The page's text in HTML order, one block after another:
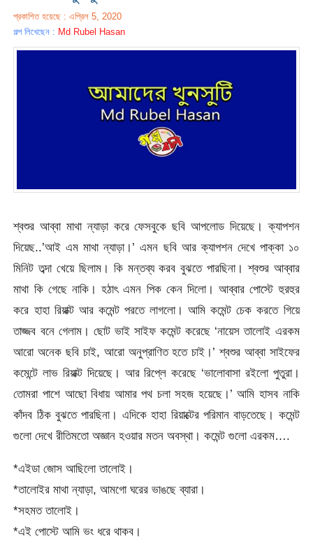
প্রকাশিত হয়েছে : এপ্রিল 5, 2020
গল্প লিখেছেন : Md Rubel Hasan
শ্বশুর আব্বা মাথা ন্যাড়া করে ফেসবুকে ছবি আপলোড দিয়েছে। ক্যাপশন
দিয়েছ..’আই এম মাথা ন্যাড়া।’ এমন ছবি আর ক্যাপশন দেখে পাক্কা ১০
মিনিট তব্দা খেয়ে ছিলাম। কি মন্তব্য করব বুঝতে পারছিনা। শ্বশুর আব্বার
মাথা কি গেছে নাকি। হঠাৎ এমন পিক কেন দিলো। আব্বার পোস্টে হুরহুর
করে হাহা রিয়াক্ট আর কমেন্ট পরতে লাগলো। আমি কমেন্ট চেক করতে গিয়ে
তাজ্জব বনে গেলাম। ছোট ভাই সাইফ কমেন্ট করেছে ‘নায়েস তালোই এরকম
আরো অনেক ছবি চাই, আরো অনুপ্রাণিত হতে চাই।’ শ্বশুর আব্বা সাইফের
কমেন্টে লাভ রিয়াক্ট দিয়েছে। আর রিপ্লে করেছে ‘ভালোবাসা রইলো পুতুরা।
তোমরা পাশে আছো বিধায় আমার পথ চলা সহজ হয়েছে।’ আমি হাসব নাকি
কাঁদব ঠিক বুঝতে পারছিনা। এদিকে হাহা রিয়াক্টের পরিমান বাড়তেছে। কমেন্ট
গুলো দেখে রীতিমতো অজ্ঞান হওয়ার মতন অবস্থা। কমেন্ট গুলো এরকম….
*এইডা জোস আছিলো তালোই।
*তালোইর মাথা ন্যাড়া, আমগো ঘরের ভাঙছে ব্যারা।
*সহমত তালোই।
*এই পোস্টে আমি ভং ধরে থাকব।